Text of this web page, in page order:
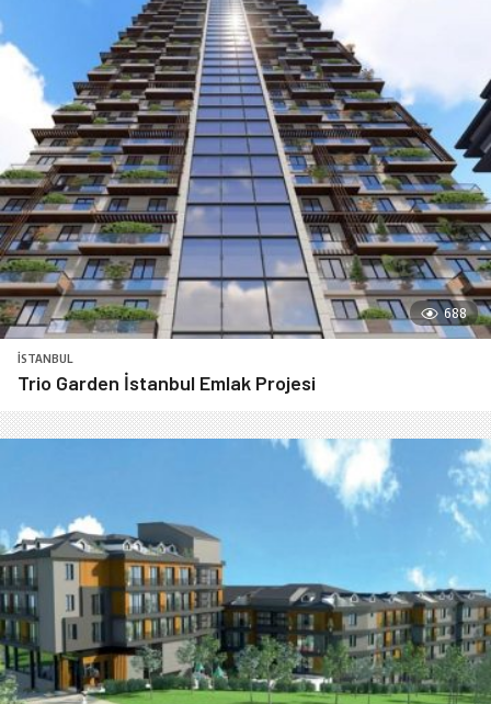
688
İSTANBUL
Trio Garden İstanbul Emlak Projesi